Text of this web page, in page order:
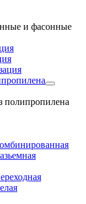
и фасонные
полипропилена